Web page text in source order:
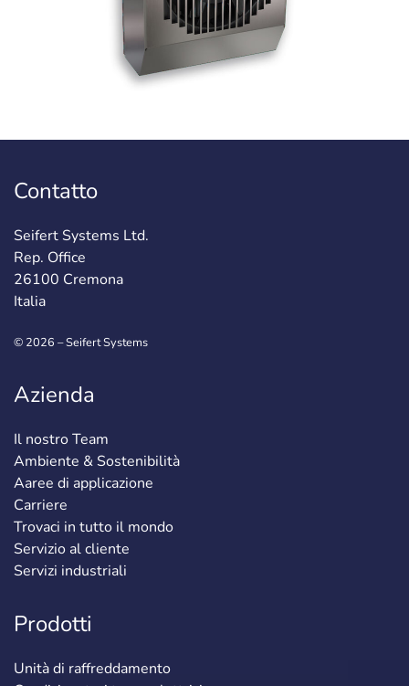
Contatto
Seifert Systems Ltd.
Rep. Office
26100 Cremona
Italia
© 2026 – Seifert Systems
Azienda
Il nostro Team
Ambiente & Sostenibilità
Aaree di applicazione
Carriere
Trovaci in tutto il mondo
Servizio al cliente
Servizi industriali
Prodotti
Unità di raffreddamento